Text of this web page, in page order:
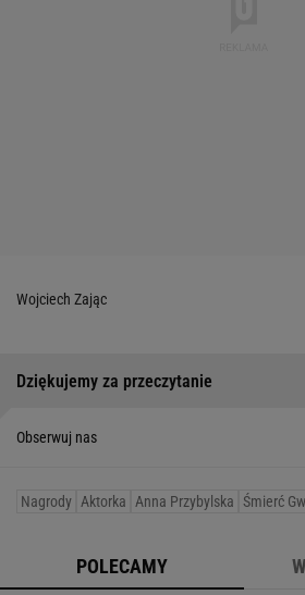
Wojciech Zając
Dziękujemy za przeczytanie
Obserwuj nas
Nagrody Aktorka Anna Przybylska Śmierć
POLECAMY